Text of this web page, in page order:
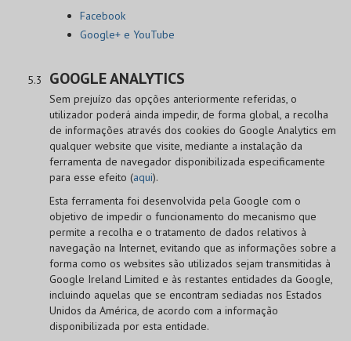
Facebook
Google+ e YouTube
GOOGLE ANALYTICS
Sem prejuízo das opções anteriormente referidas, o
utilizador poderá ainda impedir, de forma global, a recolha
de informações através dos cookies do Google Analytics em
qualquer website que visite, mediante a instalação da
ferramenta de navegador disponibilizada especificamente
para esse efeito (aqui).
Esta ferramenta foi desenvolvida pela Google com o
objetivo de impedir o funcionamento do mecanismo que
permite a recolha e o tratamento de dados relativos à
navegação na Internet, evitando que as informações sobre a
forma como os websites são utilizados sejam transmitidas à
Google Ireland Limited e às restantes entidades da Google,
incluindo aquelas que se encontram sediadas nos Estados
Unidos da América, de acordo com a informação
disponibilizada por esta entidade.